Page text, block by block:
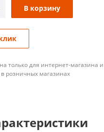
В корзину
только для интернет-магазина
розничных магазинах